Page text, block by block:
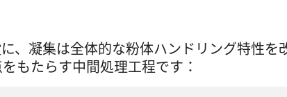
、凝集は全体的な粉体ハンドリング特性を
もたらす中間処理工程です：